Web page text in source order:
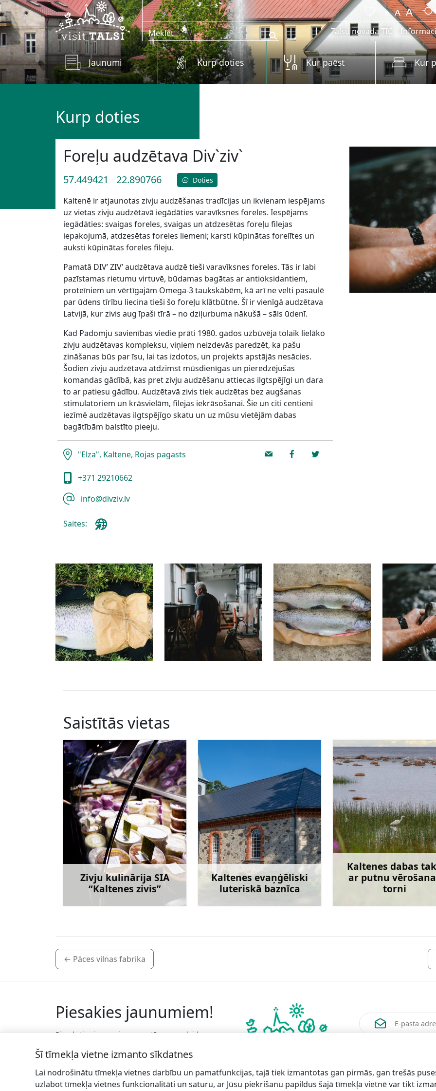
Skip to main content
Talsu novada TIC
Jaunumi Kurp doties Kur paēst Kur
Kurp doties
Foreļu audzētava Div`ziv`
57.449421 22.890766 Doties
Kaltenē ir atjaunotas zivju audzēšanas tradīcijas un ikvienam iespējams
uz vietas zivju audzētavā iegādāties varavīksnes foreles. Iespējams
iegādāties: svaigas foreles, svaigas un atdzesētas foreļu filejas
iepakojumā, atdzesētas foreles liemeni; karsti kūpinātas forelītes un
auksti kūpinātas foreles fileju.
Pamatā DIV’ ZIV’ audzētava audzē tieši varavīksnes foreles. Tās ir labi
pazīstamas rietumu virtuvē, būdamas bagātas ar antioksidantiem,
proteīniem un vērtīgajām Omega-3 taukskābēm, kā arī ne velti pasaulē
par ūdens tīrību liecina tieši šo foreļu klātbūtne. Šī ir vienīgā audzētava
Latvijā, kur zivis aug īpaši tīrā – no dziļurbuma nākušā – sāls ūdenī.
Kad Padomju savienības viedie prāti 1980. gados uzbūvēja tolaik lielāko
zivju audzētavas kompleksu, viņiem neizdevās paredzēt, ka pašu
zināšanas būs par īsu, lai tas izdotos, un projekts apstājās nesācies.
Šodien zivju audzētava atdzimst mūsdienīgas un pieredzējušas
komandas gādībā, kas pret zivju audzēšanu attiecas ilgtspējīgi un dara
to ar patiesu gādību. Audzētavā zivis tiek audzētas bez augšanas
stimulatoriem un krāsvielām, filejas iekrāsošanai. Šie un citi centieni
iezīmē audzētavas ilgtspējīgo skatu un uz mūsu vietējām dabas
bagātībām balstīto pieeju.
"Elza", Kaltene, Rojas pagasts
+371 29210662
info@divziv.lv
Saites:
Saistītās vietas
Zivju kulinārija SIA
“Kaltenes zivis”
Kaltenes evaņģēliski
luteriskā baznīca
Kaltenes dabas
ar putnu
torni
← Pāces vilnas fabrika
Piesakies jaunumiem!
Pieraksties jaunumiem e-pastā un nepalaid
Šī tīmekļa vietne izmanto sīkdatnes
Lai nodrošinātu tīmekļa vietnes darbību un pamatfunkcijas, tajā tiek izmantotas gan pirmās, gan trešās
uzlabot tīmekļa vietnes funkcionalitāti un saturu, ar Jūsu piekrišanu papildus šajā tīmekļa vietnē var tikt